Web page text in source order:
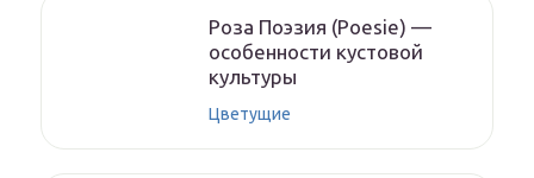
Роза Поэзия (Poesie) —
особенности кустовой
культуры
Цветущие